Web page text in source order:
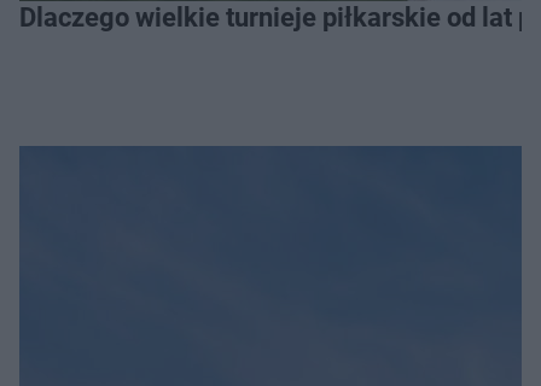
Dlaczego wielkie turnieje piłkarskie od lat